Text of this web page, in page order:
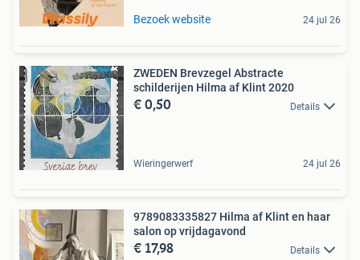
Bezoek website 24 jul 26
ZWEDEN Brevzegel Abstracte
schilderijen Hilma af Klint 2020
€ 0,50 Details
Wieringerwerf 24 jul 26
9789083335827 Hilma af Klint en haar
salon op vrijdagavond
€ 17,98 Details